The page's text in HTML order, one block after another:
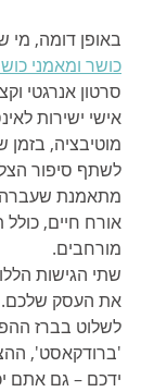
באופן דומה, מי
כושר ומאמני
סרטון אנרגטי
אישי ישירות
מוטיבציה, בזמן
לשתף סיפור
מתאמנת שעברה
אורח חיים, כולל
מורחבים.
שתי הגישות
את העסק שלכם.
לשלוט בברז
'ברודקאסט',
ידכם – גם אתם